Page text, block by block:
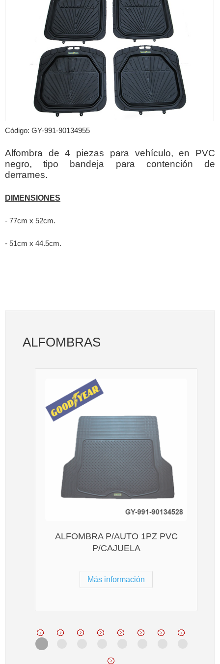
Código: GY-991-90134955
Alfombra de 4 piezas para vehículo, en PVC
negro, tipo bandeja para contención de
derrames.
DIMENSIONES
- 77cm x 52cm.
- 51cm x 44.5cm.
ALFOMBRAS
ALFOMBRA P/AUTO 1PZ PVC
P/CAJUELA
Más información